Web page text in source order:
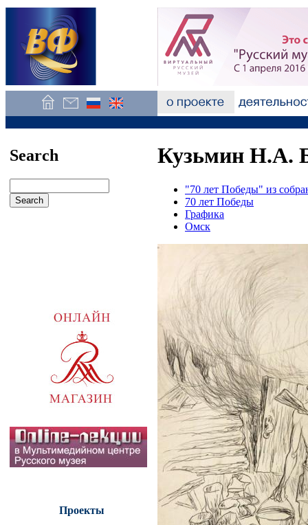
Search
Проекты
Кузьмин Н.А.
"70 лет Победы" из
70 лет Победы
Графика
Омск